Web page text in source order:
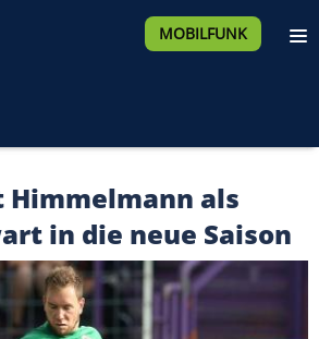
MOBILFUNK
Himmelmann als
in die neue Saison